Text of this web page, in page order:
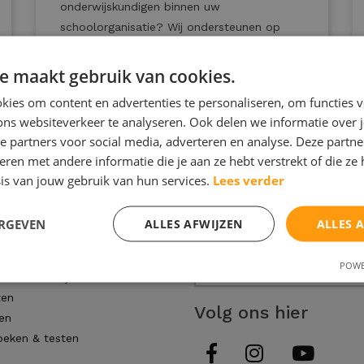
onderwijskundigen binnen uw
schoolorganisatie? Wij ondersteunen op
wens en die van de docenten en leerlingen.
Lees meer
& testen
Inschrijven
Volg ons hier
maakt gebruik van cookies.
om content en advertenties te personaliseren, om functies
websiteverkeer te analyseren. Ook delen we informatie over
partners voor social media, adverteren en analyse. Deze
met andere informatie die je aan ze hebt verstrekt of die ze
van jouw gebruik van hun services. Lees verder
ALLES
ALLES AFWIJZEN